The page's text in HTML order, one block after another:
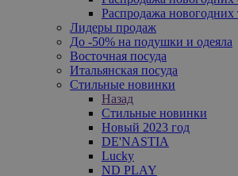
Распродажа новогодних
Лидеры продаж
До -50% на подушки и одеяла
Восточная посуда
Итальянская посуда
Стильные новинки
Назад
Стильные новинки
Новый 2023 год
DE'NASTIA
Lucky
ND PLAY